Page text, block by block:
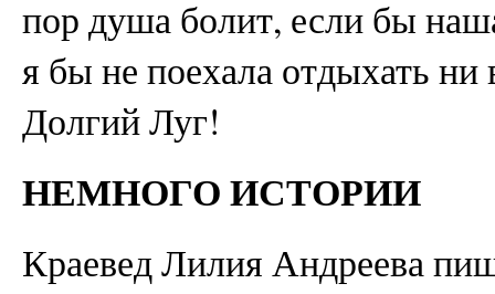
пор душа болит, если бы
я бы не поехала отдыхать
Долгий Луг!
НЕМНОГО ИСТОРИИ
Краевед Лилия Андреева